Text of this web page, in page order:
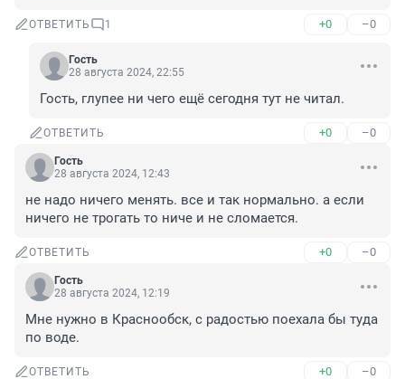
ОТВЕТИТЬ 1 +0 –0
Гость
28 августа 2024, 22:55
Гость, глупее ни чего ещё сегодня тут не читал.
ОТВЕТИТЬ +0 –0
Гость
28 августа 2024, 12:43
не надо ничего менять. все и так нормально. а если
ничего не трогать то ниче и не сломается.
ОТВЕТИТЬ +0 –0
Гость
28 августа 2024, 12:19
Мне нужно в Краснообск, с радостью поехала бы туда
по воде.
ОТВЕТИТЬ +0 –0